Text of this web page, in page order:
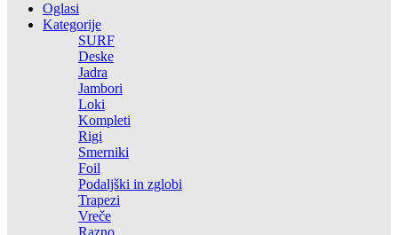
Oglasi
Kategorije
SURF
Deske
Jadra
Jambori
Loki
Kompleti
Rigi
Smerniki
Foil
Podaljški in zglobi
Trapezi
Vreče
Razno